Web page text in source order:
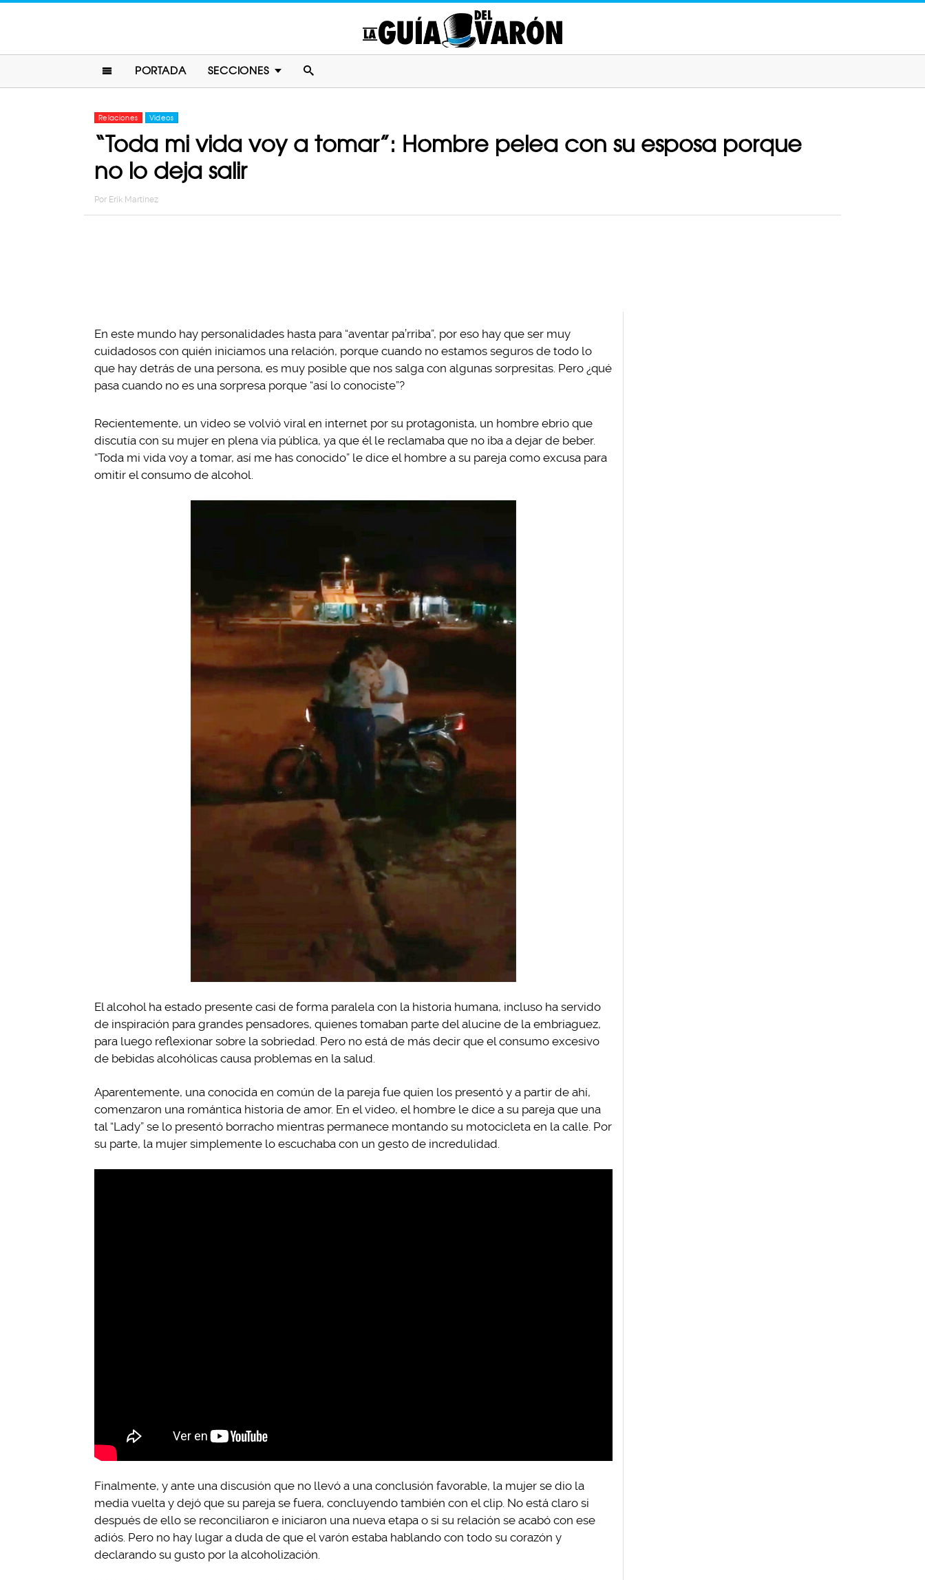
PORTADA SECCIONES
Relaciones Videos
“Toda mi vida voy a tomar”: Hombre pelea con su esposa porque
no lo deja salir
Por Erik Martinez
En este mundo hay personalidades hasta para “aventar pa’rriba”, por eso hay que ser muy
cuidadosos con quién iniciamos una relación, porque cuando no estamos seguros de todo lo
que hay detrás de una persona, es muy posible que nos salga con algunas sorpresitas. Pero ¿qué
pasa cuando no es una sorpresa porque “así lo conociste”?
Recientemente, un video se volvió viral en internet por su protagonista, un hombre ebrio que
discutía con su mujer en plena vía pública, ya que él le reclamaba que no iba a dejar de beber.
“Toda mi vida voy a tomar, así me has conocido” le dice el hombre a su pareja como excusa para
omitir el consumo de alcohol.
El alcohol ha estado presente casi de forma paralela con la historia humana, incluso ha servido
de inspiración para grandes pensadores, quienes tomaban parte del alucine de la embriaguez,
para luego reflexionar sobre la sobriedad. Pero no está de más decir que el consumo excesivo
de bebidas alcohólicas causa problemas en la salud.
Aparentemente, una conocida en común de la pareja fue quien los presentó y a partir de ahí,
comenzaron una romántica historia de amor. En el video, el hombre le dice a su pareja que una
tal “Lady” se lo presentó borracho mientras permanece montando su motocicleta en la calle. Por
su parte, la mujer simplemente lo escuchaba con un gesto de incredulidad.
Finalmente, y ante una discusión que no llevó a una conclusión favorable, la mujer se dio la
media vuelta y dejó que su pareja se fuera, concluyendo también con el clip. No está claro si
después de ello se reconciliaron e iniciaron una nueva etapa o si su relación se acabó con ese
adiós. Pero no hay lugar a duda de que el varón estaba hablando con todo su corazón y
declarando su gusto por la alcoholización.